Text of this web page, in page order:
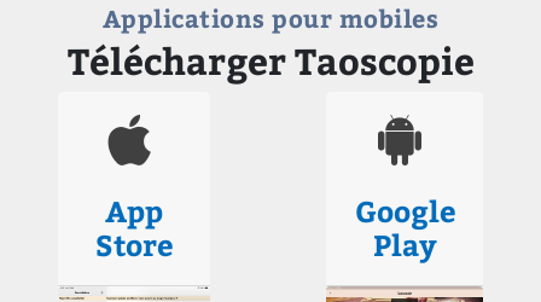
Applications pour mobiles
Télécharger Taoscopie
App
Store
Google
Play